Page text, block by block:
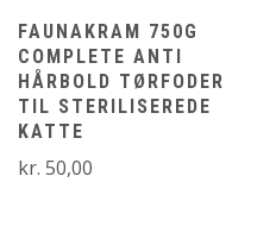
FAUNAKRAM 750G
COMPLETE ANTI
HÅRBOLD TØRFODER
TIL STERILISEREDE
KATTE
kr. 50,00